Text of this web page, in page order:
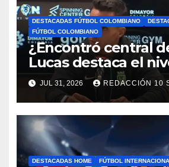
DESTACADAS FÚTBOL COLOMBIANO
FÚTBOL COLOMBIANO
¿Encontró central
Lucas destaca el
Néider Parra
JUL 31, 2026 REDACCIÓN 10
DESTACADAS HOME FÚTBOL